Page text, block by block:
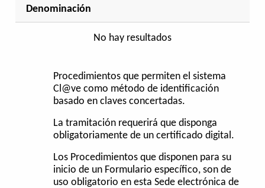
Denominación
No hay resultados
Procedimientos que permiten el sistema
Cl@ve como método de identificación
basado en claves concertadas.
La tramitación requerirá que disponga
obligatoriamente de un certificado digital.
Los Procedimientos que disponen para su
inicio de un Formulario específico, son de
uso obligatorio en esta Sede electrónica de